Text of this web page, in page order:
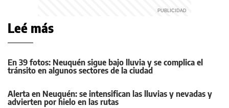
Leé más
En 39 fotos: Neuquén sigue bajo lluvia y se complica el
tránsito en algunos sectores de la ciudad
Alerta en Neuquén: se intensifican las lluvias y nevadas y
advierten por hielo en las rutas